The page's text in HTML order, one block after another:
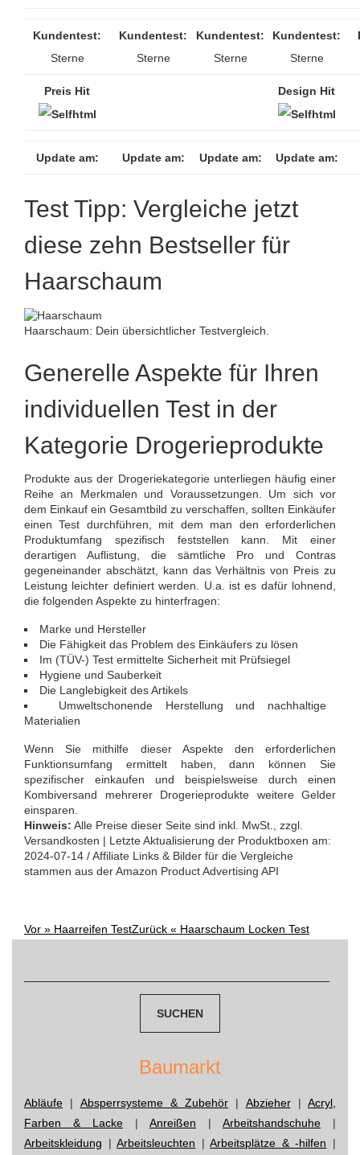
Kundentest:
Sterne
Kundentest:
Sterne
Kundentest:
Sterne
Kundentest:
Sterne
Preis Hit Design Hit
Update am: Update am: Update am: Update am:
Test Tipp: Vergleiche jetzt
diese zehn Bestseller für
Haarschaum
Haarschaum: Dein übersichtlicher Testvergleich.
Generelle Aspekte für Ihren
individuellen Test in der
Kategorie Drogerieprodukte
Produkte aus der Drogeriekategorie unterliegen häufig einer
Reihe an Merkmalen und Voraussetzungen. Um sich vor
dem Einkauf ein Gesamtbild zu verschaffen, sollten Einkäufer
einen Test durchführen, mit dem man den erforderlichen
Produktumfang spezifisch feststellen kann. Mit einer
derartigen Auflistung, die sämtliche Pro und Contras
gegeneinander abschätzt, kann das Verhältnis von Preis zu
Leistung leichter definiert werden. U.a. ist es dafür lohnend,
die folgenden Aspekte zu hinterfragen:
Marke und Hersteller
Die Fähigkeit das Problem des Einkäufers zu lösen
Im (TÜV-) Test ermittelte Sicherheit mit Prüfsiegel
Hygiene und Sauberkeit
Die Langlebigkeit des Artikels
Umweltschonende Herstellung und nachhaltige
Materialien
Wenn Sie mithilfe dieser Aspekte den erforderlichen
Funktionsumfang ermittelt haben, dann können Sie
spezifischer einkaufen und beispielsweise durch einen
Kombiversand mehrerer Drogerieprodukte weitere Gelder
einsparen.
Hinweis: Alle Preise dieser Seite sind inkl. MwSt., zzgl.
Versandkosten | Letzte Aktualisierung der Produktboxen am:
2024-07-14 / Affiliate Links & Bilder für die Vergleiche
stammen aus der Amazon Product Advertising API
Post
Vor » Haarreifen TestZurück « Haarschaum Locken Test
Baumarkt
Abläufe | Absperrsysteme & Zubehör | Abzieher| Acryl,
Farben & Lacke | Anreißen | Arbeitshandschuhe |
Arbeitskleidung |Arbeitsleuchten |Arbeitsplätze & -hilfen |